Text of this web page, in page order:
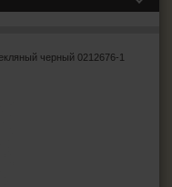
черный 0212676-1